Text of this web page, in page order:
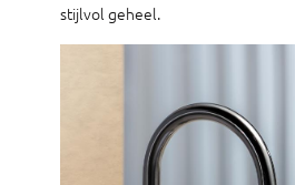
stijlvol geheel.